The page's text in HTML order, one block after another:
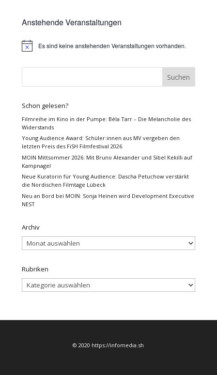
Anstehende Veranstaltungen
HinweisEs sind keine anstehenden Veranstaltungen vorhanden.
Schon gelesen?
Filmreihe im Kino in der Pumpe: Béla Tarr – Die Melancholie des
Widerstands
Young Audience Award: Schüler:innen aus MV vergeben den
letzten Preis des FiSH Filmfestival 2026
MOIN Mittsommer 2026: Mit Bruno Alexander und Sibel Kekilli auf
Kampnagel
Neue Kuratorin für Young Audience: Dascha Petuchow verstärkt
die Nordischen Filmtage Lübeck
Neu an Bord bei MOIN: Sonja Heinen wird Development Executive
NEST
Archiv
Archiv
Rubriken
Rubriken
© 2020 https://infomedia.sh